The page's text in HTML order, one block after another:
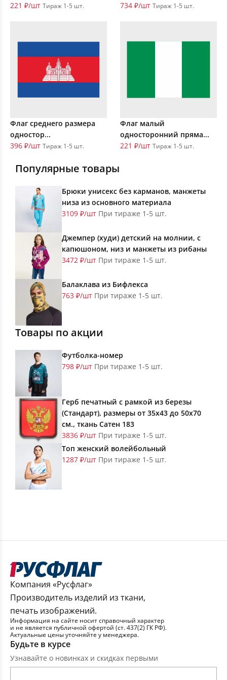
221 ₽/шт Тираж 1-5 шт.
734 ₽/шт Тираж 1-5 шт.
Флаг среднего размера
одностор...
396 ₽/шт Тираж 1-5 шт.
Флаг малый
односторонний пряма...
221 ₽/шт Тираж 1-5 шт.
Популярные товары
Брюки унисекс без карманов, манжеты
низа из основного материала
3109 ₽/шт При тираже 1-5 шт.
Джемпер (худи) детский на молнии, с
капюшоном, низ и манжеты из рибаны
3472 ₽/шт При тираже 1-5 шт.
Балаклава из Бифлекса
763 ₽/шт При тираже 1-5 шт.
Товары по акции
Футболка-номер
798 ₽/шт При тираже 1-5 шт.
Герб печатный с рамкой из березы
(Стандарт), размеры от 35х43 до 50х70
см., ткань Сатен 183
3836 ₽/шт При тираже 1-5 шт.
Топ женский волейбольный
1287 ₽/шт При тираже 1-5 шт.
Компания «Русфлаг»
Производитель изделий из ткани,
печать изображений.
Информация на сайте носит справочный характер
и не является публичной офертой (ст. 437(2) ГК РФ).
Актуальные цены уточняйте у менеджера.
Будьте в курсе
Узнавайте о новинках и скидках первыми